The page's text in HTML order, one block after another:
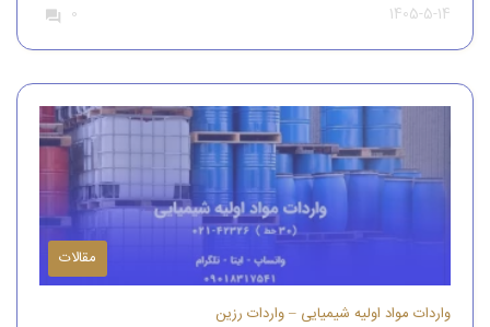
این محصول را از کشورهای همچون آلمان، ایتالیا، ترکیه و چین وارد
کشور می کنند تا بدین طریق نیاز […]
1405-5-14
0
مقالات
واردات مواد اولیه شیمیایی – واردات رزین